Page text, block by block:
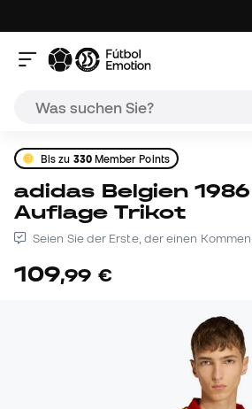
Bis zu 330Member Points
adidas Belgien 1986 Limitierte
Auflage Trikot
Seien Sie der Erste, der einen
109,99 €